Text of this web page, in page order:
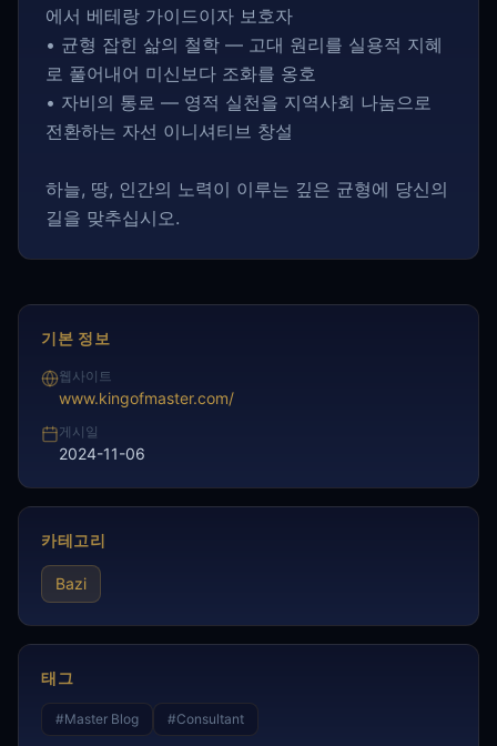
에서 베테랑 가이드이자 보호자
• 균형 잡힌 삶의 철학 — 고대 원리를 실용적 지혜
로 풀어내어 미신보다 조화를 옹호
• 자비의 통로 — 영적 실천을 지역사회 나눔으로
전환하는 자선 이니셔티브 창설
하늘, 땅, 인간의 노력이 이루는 깊은 균형에 당신의
길을 맞추십시오.
기본 정보
웹사이트
www.kingofmaster.com/
게시일
2024-11-06
카테고리
Bazi
태그
#Master Blog #Consultant